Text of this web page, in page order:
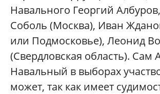
Навального Георгий
Соболь (Москва), Иван
или Подмосковье), Леонид
(Свердловская область). Сам
Навальный в выборах
может, так как имеет